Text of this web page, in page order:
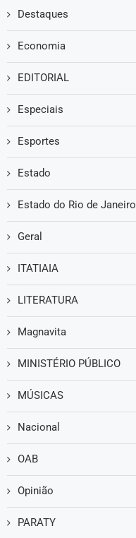
Destaques
Economia
EDITORIAL
Especiais
Esportes
Estado
Estado do Rio de Janeiro
Geral
ITATIAIA
LITERATURA
Magnavita
MINISTÉRIO PÚBLICO
MÚSICAS
Nacional
OAB
Opinião
PARATY